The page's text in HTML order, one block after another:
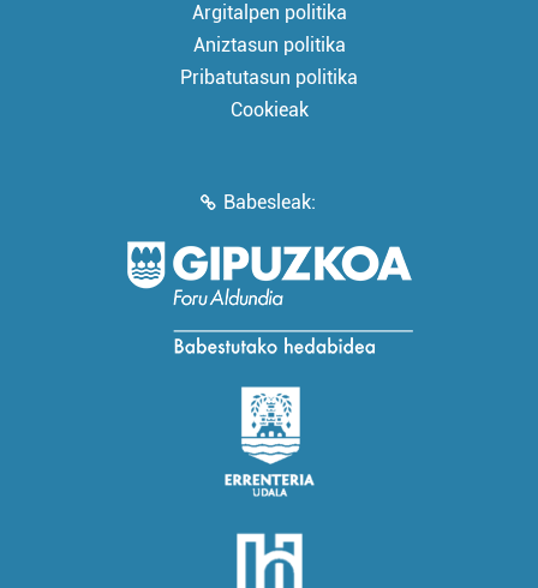
Argitalpen politika
Aniztasun politika
Pribatutasun politika
Cookieak
Babesleak: